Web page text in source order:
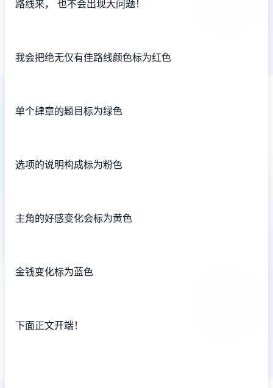
路线来， 也不会出现大问题！
我会把绝无仅有佳路线颜色标为红色
单个肆章的题目标为绿色
选项的说明构成标为粉色
主角的好感变化会标为黄色
金钱变化标为蓝色
下面正文开端！